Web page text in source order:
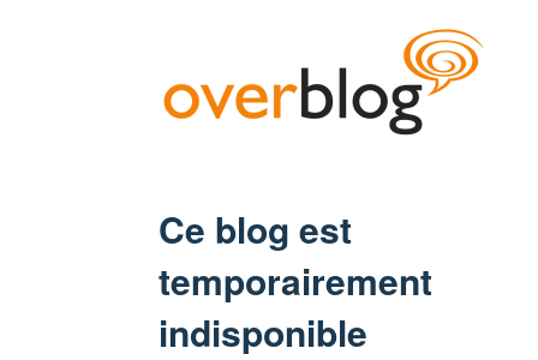
Ce blog est
temporairement
indisponible